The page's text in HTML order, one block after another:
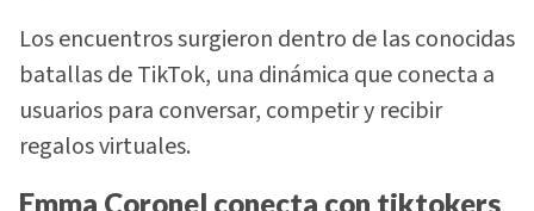
Los encuentros surgieron dentro de las conocidas
batallas de TikTok, una dinámica que conecta a
usuarios para conversar, competir y recibir
regalos virtuales.
Emma Coronel conecta con tiktokers